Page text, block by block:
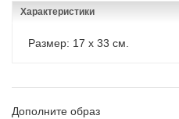
Характеристики
Размер: 17 х 33 см.
Дополните образ